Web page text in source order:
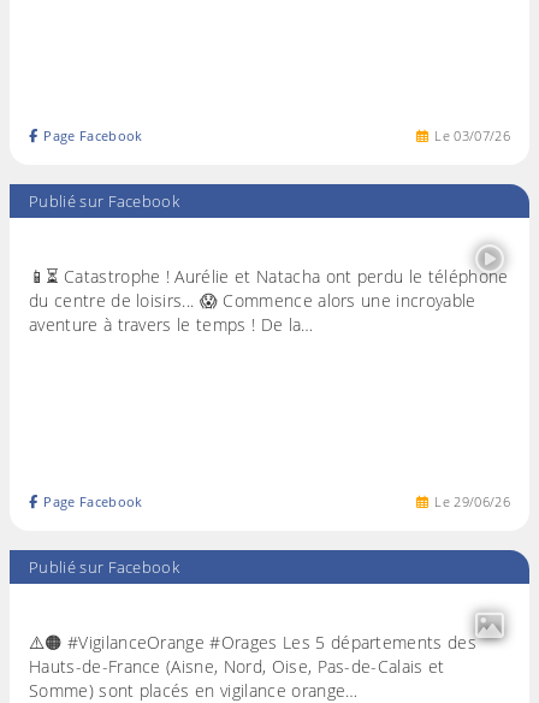
Le03/07/26
Page Facebook
Publié sur Facebook
📱⏳ Catastrophe ! Aurélie et Natacha ont perdu le téléphone
du centre de loisirs... 😱 Commence alors une incroyable
aventure à travers le temps ! De la…
Le29/06/26
Page Facebook
Publié sur Facebook
⚠️🟠 #VigilanceOrange #Orages Les 5 départements des
Hauts-de-France (Aisne, Nord, Oise, Pas-de-Calais et
Somme) sont placés en vigilance orange…